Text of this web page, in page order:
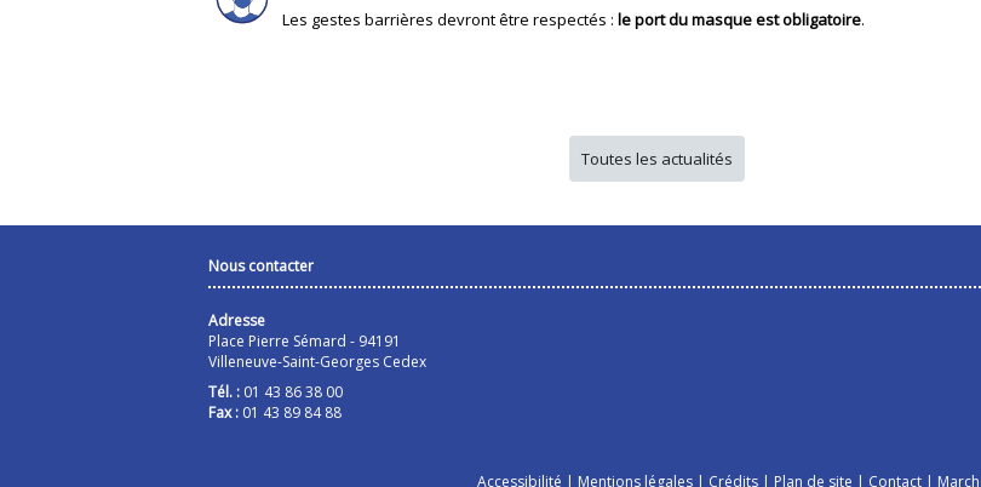
Les gestes barrières devront être respectés : le port du masque est obligatoire.
Toutes les actualités
Nous contacter
Adresse
Place Pierre Sémard - 94191
Villeneuve-Saint-Georges Cedex
Tél. : 01 43 86 38 00
Fax : 01 43 89 84 88
Accessibilité | Mentions légales| Crédits| Plan de site | Contact|